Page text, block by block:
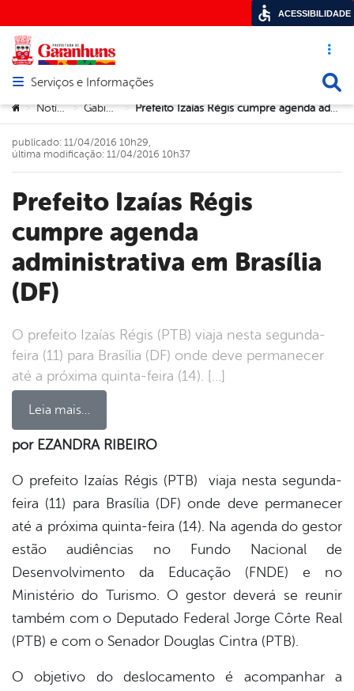
Acesso
Abrir menu principal de navegação
Serviços e Informações
Você está aqui:
> Notícias > Gabinete > Prefeito Izaías Régis cumpre agenda administrativa em Brasília (DF)
Prefeito Izaías Régis
cumpre agenda
administrativa em Brasília
(DF)
O prefeito Izaías Régis (PTB) viaja nesta segunda-
feira (11) para Brasília (DF) onde deve permanecer
até a próxima quinta-feira (14). […]
Leia mais…
publicado: 11/04/2016 10h29,
última modificação: 11/04/2016 10h37
por EZANDRA RIBEIRO
O prefeito Izaías Régis (PTB) viaja nesta segunda-
feira (11) para Brasília (DF) onde deve permanecer
até a próxima quinta-feira (14). Na agenda do gestor
estão audiências no Fundo Nacional de
Desenvolvimento da Educação (FNDE) e no
Ministério do Turismo. O gestor deverá se reunir
também com o Deputado Federal Jorge Côrte Real
(PTB) e com o Senador Douglas Cintra (PTB).
O objetivo do deslocamento é acompanhar a
ACESSIBILIDADE